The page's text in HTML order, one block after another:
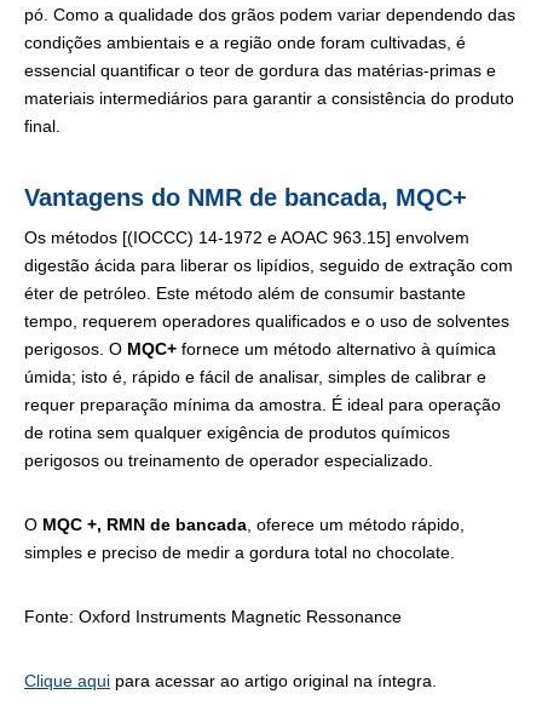
pó. Como a qualidade dos grãos podem variar dependendo das
condições ambientais e a região onde foram cultivadas, é
essencial quantificar o teor de gordura das matérias-primas e
materiais intermediários para garantir a consistência do produto
final.
Vantagens do NMR de bancada, MQC+
Os métodos [(IOCCC) 14-1972 e AOAC 963.15] envolvem
digestão ácida para liberar os lipídios, seguido de extração com
éter de petróleo. Este método além de consumir bastante
tempo, requerem operadores qualificados e o uso de solventes
perigosos. O MQC+ fornece um método alternativo à química
úmida; isto é, rápido e fácil de analisar, simples de calibrar e
requer preparação mínima da amostra. É ideal para operação
de rotina sem qualquer exigência de produtos químicos
perigosos ou treinamento de operador especializado.
O MQC +, RMN de bancada , oferece um método rápido,
simples e preciso de medir a gordura total no chocolate.
Fonte: Oxford Instruments Magnetic Ressonance
Clique aqui para acessar ao artigo original na íntegra.